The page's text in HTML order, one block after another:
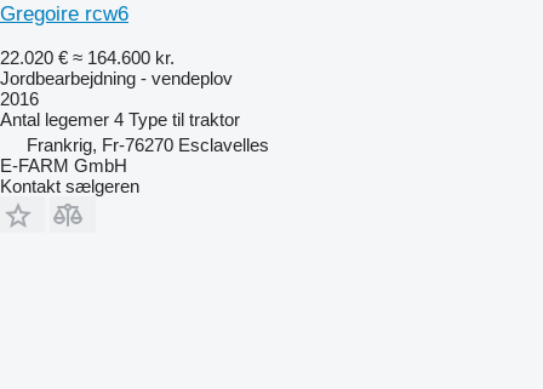
Gregoire rcw6
22.020 € ≈ 164.600 kr.
Jordbearbejdning - vendeplov
2016
Antal legemer 4 Type til traktor
Frankrig, Fr-76270 Esclavelles
E-FARM GmbH
Kontakt sælgeren